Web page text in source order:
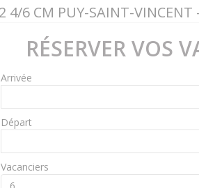
4/6 CM PUY-SAINT-VINCENT
RÉSERVER VOS
Arrivée
Départ
Vacanciers